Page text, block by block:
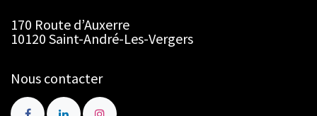
170 Route d’Auxerre
10120 Saint-André-Les-Vergers
Nous contacter